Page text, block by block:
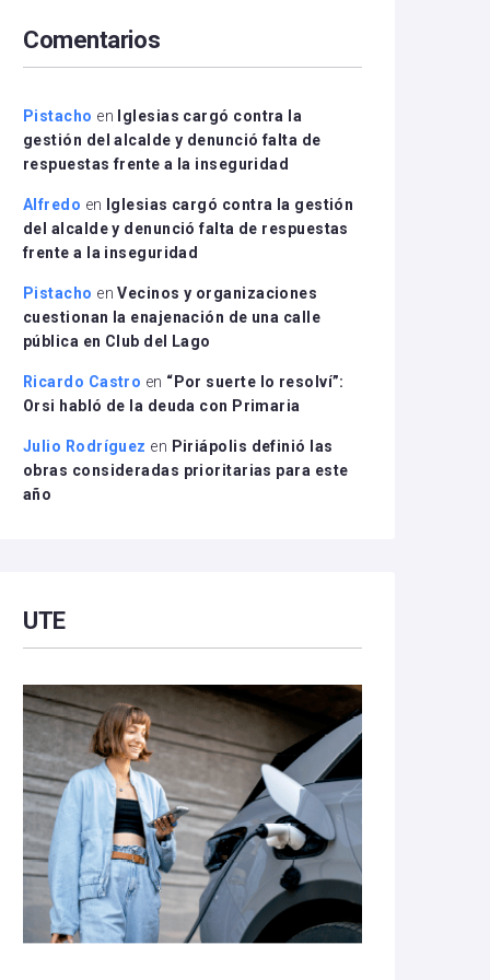
disminuir
el
Comentarios
Pistacho en
Iglesias cargó contra la
gestión del alcalde y denunció falta de
respuestas frente a la inseguridad
Alfredo en
Iglesias cargó contra la gestión
del alcalde y denunció falta de respuestas
frente a la inseguridad
Pistacho enVecinos y organizaciones
cuestionan la enajenación de una calle
pública en Club del Lago
Ricardo Castro en “Por suerte lo resolví”:
Orsi habló de la deuda con Primaria
Julio Rodríguez en Piriápolis definió las
obras consideradas prioritarias para este
año
UTE